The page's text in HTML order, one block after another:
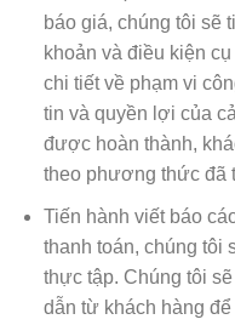
báo giá, chúng tôi sẽ
khoản và điều kiện
chi tiết về phạm vi
tin và quyền lợi của
được hoàn thành,
theo phương thức đã
Tiến hành viết báo
thanh toán, chúng tôi
thực tập. Chúng tôi
dẫn từ khách hàng